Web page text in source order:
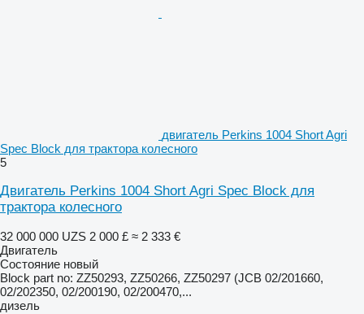
двигатель Perkins 1004 Short Agri
Spec Block для трактора колесного
5
Двигатель Perkins 1004 Short Agri Spec Block для
трактора колесного
32 000 000 UZS 2 000 £ ≈ 2 333 €
Двигатель
Состояние новый
Block part no: ZZ50293, ZZ50266, ZZ50297 (JCB 02/201660,
02/202350, 02/200190, 02/200470,...
дизель